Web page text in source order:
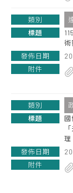
術
國
理